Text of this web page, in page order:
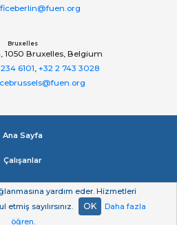
Bruxelles
1050 Bruxelles, Belgium
6101, +32 2 743 3028
Ana Sayfa
Çalışanlar
Impressum
beyan
yardım eder. Hizmetleri
sayılırsınız.
OK
Daha fazla
öğren.